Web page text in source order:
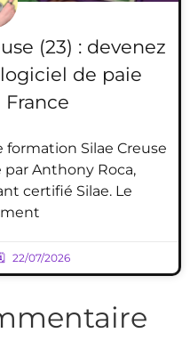
(23) : devenez
de paie
formation Silae Creuse
Anthony Roca,
certifié Silae. Le
22/07/2026